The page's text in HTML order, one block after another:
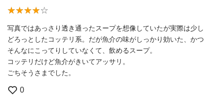
写真ではあっさり透き通ったスープを想像していたが実際は少し
どろっとしたコッテリ系。だが魚介の味がしっかり効いた、かつ
そんなにこってりしていなくて、飲めるスープ。
コッテリだけど魚介がきいてアッサリ。
ごちそうさまでした。
0